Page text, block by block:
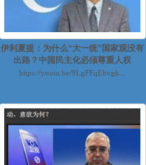
伊利夏提：为什么“大一统”国家观没有
出路？中国民主化必须尊重人权
https://youtu.be/9LgFFqEhvgk...